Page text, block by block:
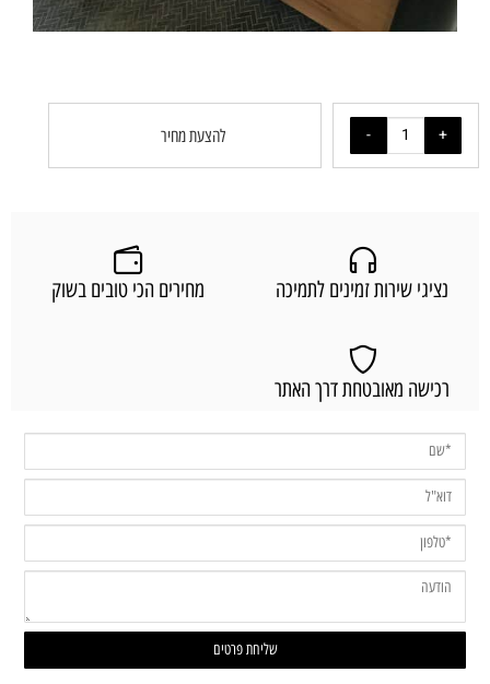
להצעת מחיר
נציגי שירות זמינים לתמיכה מחירים הכי טובים בשוק
רכישה מאובטחת דרך האתר